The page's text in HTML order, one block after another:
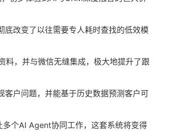
底改变了以往需要专人耗时查找的低效模
料，并与微信无缝集成，极大地提升了跟
客户问题，并能基于历史数据预测客户可
个AI Agent协同工作，这套系统将变得